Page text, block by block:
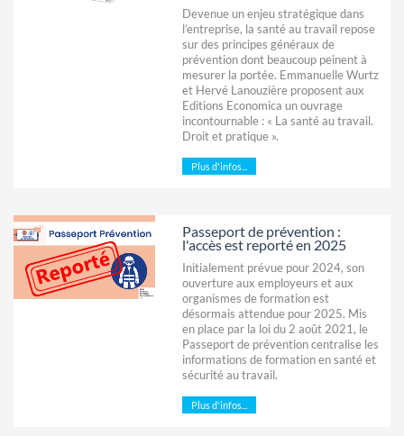
Devenue un enjeu stratégique dans
l’entreprise, la santé au travail repose
sur des principes généraux de
prévention dont beaucoup peinent à
mesurer la portée. Emmanuelle Wurtz
et Hervé Lanouzière proposent aux
Editions Economica un ouvrage
incontournable : « La santé au travail.
Droit et pratique ».
Plus d'infos...
Passeport de prévention :
l'accès est reporté en 2025
Initialement prévue pour 2024, son
ouverture aux employeurs et aux
organismes de formation est
désormais attendue pour 2025. Mis
en place par la loi du 2 août 2021, le
Passeport de prévention centralise les
informations de formation en santé et
sécurité au travail.
Plus d'infos...